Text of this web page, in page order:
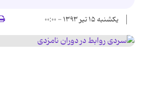
یکشنبه ۱۵ تیر ۱۳۹۳ - ۰۰:۰۰